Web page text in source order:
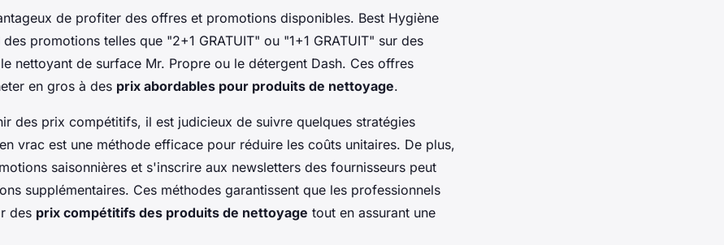
de profiter des offres et promotions disponibles. Best Hygiène
promotions telles que "2+1 GRATUIT" ou "1+1 GRATUIT" sur des
nettoyant de surface Mr. Propre ou le détergent Dash. Ces offres
en gros à des prix abordables pour produits de nettoyage.
des prix compétitifs, il est judicieux de suivre quelques stratégies
vrac est une méthode efficace pour réduire les coûts unitaires. De plus,
saisonnières et s'inscrire aux newsletters des fournisseurs peut
supplémentaires. Ces méthodes garantissent que les professionnels
des prix compétitifs des produits de nettoyage tout en assurant une